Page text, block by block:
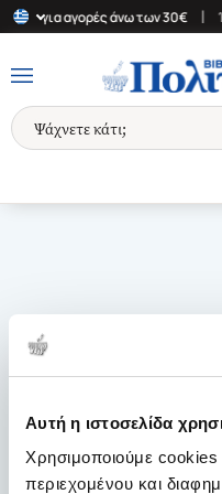
Αυτή η ιστοσελίδα
Χρησιμοποιούμε cookies
περιεχομένου και
για αγορές άνω των 30€